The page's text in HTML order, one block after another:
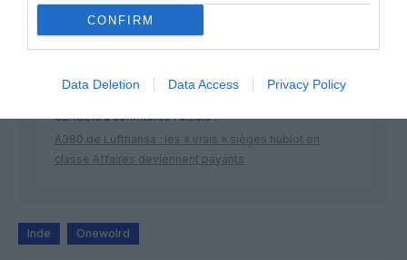
CONFIRM
Data Deletion Data Access Privacy Policy
SERGE13a commenté l'article :
Pointe‑à‑Pitre – Panama City : Air France ouvre un pont
aérien vers l’Amérique latine
SERGE13a commenté l'article :
A380 de Lufthansa : les « vrais » sièges hublot en
classe Affaires deviennent payants
Inde Onewolrd